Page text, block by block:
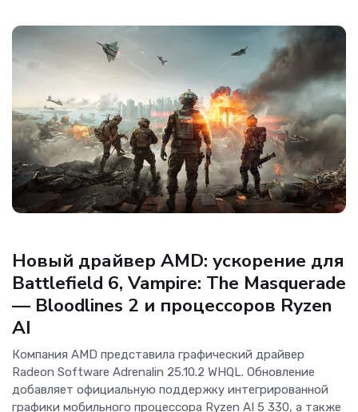
Новый драйвер AMD: ускорение для
Battlefield 6, Vampire: The Masquerade
— Bloodlines 2 и процессоров Ryzen
AI
Компания AMD представила графический драйвер
Radeon Software Adrenalin 25.10.2 WHQL. Обновление
добавляет официальную поддержку интегрированной
графики мобильного процессора Ryzen AI 5 330, а также